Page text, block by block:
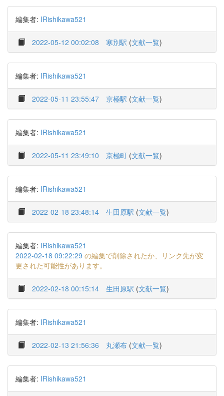
編集者: IRishikawa521
2022-05-12 00:02:08 寒別駅 (文献一覧)
編集者: IRishikawa521
2022-05-11 23:55:47 京極駅 (文献一覧)
編集者: IRishikawa521
2022-05-11 23:49:10 京極町 (文献一覧)
編集者: IRishikawa521
2022-02-18 23:48:14 生田原駅 (文献一覧)
編集者: IRishikawa521
2022-02-18 09:22:29 の編集で削除されたか、リンク先が変
更された可能性があります。
2022-02-18 00:15:14 生田原駅 (文献一覧)
編集者: IRishikawa521
2022-02-13 21:56:36 丸瀬布 (文献一覧)
編集者: IRishikawa521